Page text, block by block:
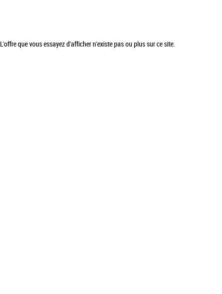
L'offre que vous essayez d'afficher n'existe pas ou plus sur ce site.